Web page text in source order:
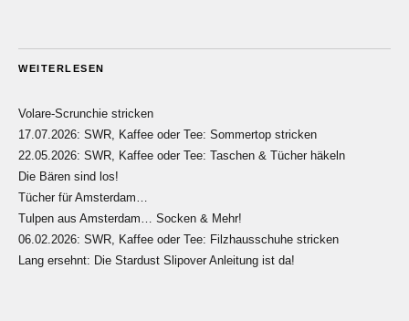
WEITERLESEN
Volare-Scrunchie stricken
17.07.2026: SWR, Kaffee oder Tee: Sommertop stricken
22.05.2026: SWR, Kaffee oder Tee: Taschen & Tücher häkeln
Die Bären sind los!
Tücher für Amsterdam…
Tulpen aus Amsterdam… Socken & Mehr!
06.02.2026: SWR, Kaffee oder Tee: Filzhausschuhe stricken
Lang ersehnt: Die Stardust Slipover Anleitung ist da!